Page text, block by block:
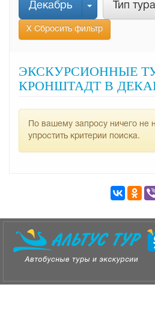
Декабрь Тип тура
Х Сбросить фильтр
ЭКСКУРСИОННЫЕ
КРОНШТАДТ В
По вашему запросу ничего не
упростить критерии поиска.